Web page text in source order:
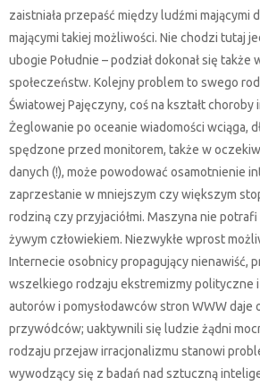
zaistniała przepaść między ludźmi mającymi
mającymi takiej możliwości. Nie chodzi tutaj
ubogie Południe – podział dokonał się także
społeczeństw. Kolejny problem to swego
Światowej Pajęczyny, coś na kształt
Żeglowanie po oceanie wiadomości wciąga,
spędzone przed monitorem, także w
danych (!), może powodować osamotnienie
zaprzestanie w mniejszym czy większym
rodziną czy przyjaciółmi. Maszyna nie
żywym człowiekiem. Niezwykłe wprost
Internecie osobnicy propagujący nienawiść,
wszelkiego rodzaju ekstremizmy polityczne i
autorów i pomysłodawców stron WWW daje
przywódców; uaktywnili się ludzie żądni
rodzaju przejaw irracjonalizmu stanowi
wywodzący się z badań nad sztuczną